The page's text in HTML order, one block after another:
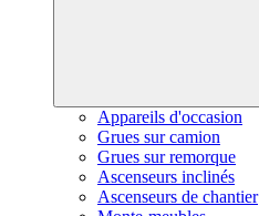
Appareils d'occasion
Grues sur camion
Grues sur remorque
Ascenseurs inclinés
Ascenseurs de chantier